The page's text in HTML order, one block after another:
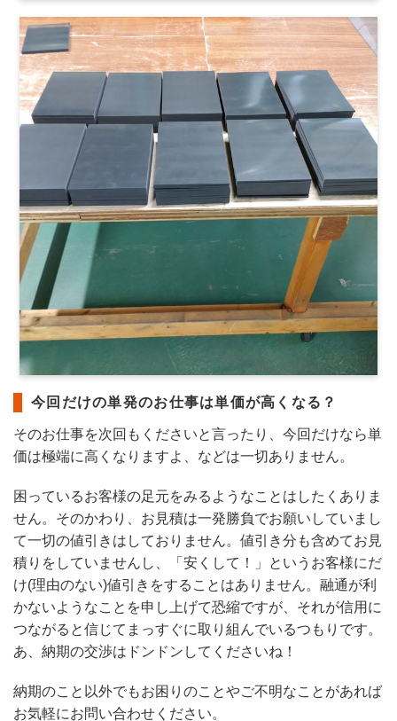
今回だけの単発のお仕事は単価が高くなる？
そのお仕事を次回もくださいと言ったり、今回だけなら単
価は極端に高くなりますよ、などは一切ありません。
困っているお客様の足元をみるようなことはしたくありま
せん。そのかわり、お見積は一発勝負でお願いしていまし
て一切の値引きはしておりません。値引き分も含めてお見
積りをしていませんし、「安くして！」というお客様にだ
け(理由のない)値引きをすることはありません。融通が利
かないようなことを申し上げて恐縮ですが、それが信用に
つながると信じてまっすぐに取り組んでいるつもりです。
あ、納期の交渉はドンドンしてくださいね！
納期のこと以外でもお困りのことやご不明なことがあれば
お気軽にお問い合わせください。